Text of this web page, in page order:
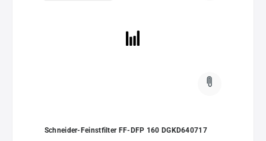
Schneider-Feinstfilter FF-DFP 160 DGKD640717